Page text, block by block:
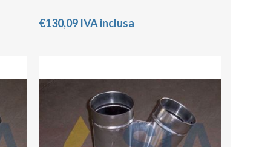
€130,09 IVA inclusa